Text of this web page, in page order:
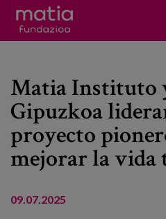
Servicios
Eventos
Contacto
Matia Instituto
Gipuzkoa
proyecto
mejorar la vida
09.07.2025